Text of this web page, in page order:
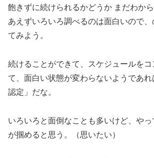
飽きずに続けられるかどうか まだわか
あえずいろいろ調べるのは面白いので
てみよう。
続けることができて、スケジュールをコ
て、面白い状態が変わらないようであれ
認定」だな。
いろいろと面倒なことも多いけど、や
が掴めると思う。（思いたい）